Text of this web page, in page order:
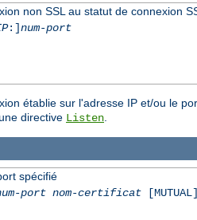
non SSL au statut de connexion
:]num-port
établie sur l'adresse IP et/ou le
directive Listen.
spécifié
port nom-certificat[MUTUAL]